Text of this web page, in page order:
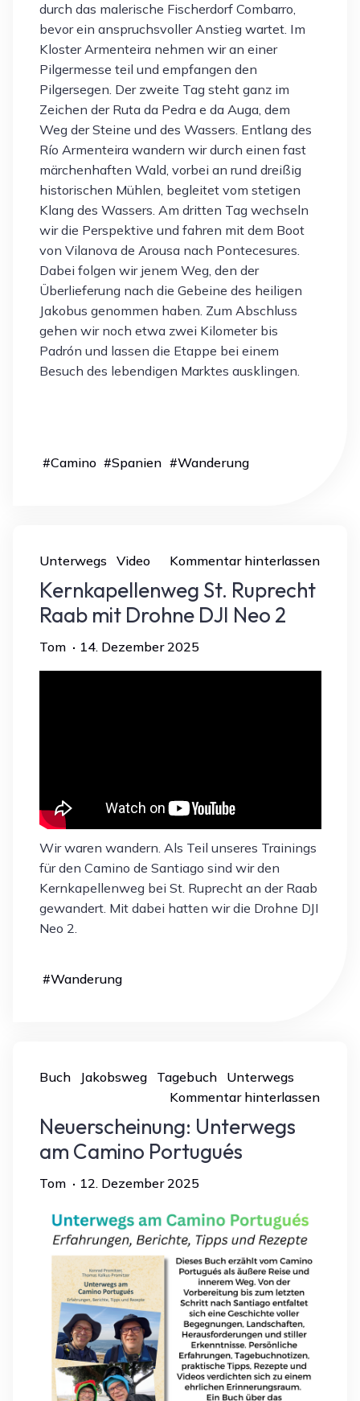
durch das malerische Fischerdorf Combarro,
bevor ein anspruchsvoller Anstieg wartet. Im
Kloster Armenteira nehmen wir an einer
Pilgermesse teil und empfangen den
Pilgersegen. Der zweite Tag steht ganz im
Zeichen der Ruta da Pedra e da Auga, dem
Weg der Steine und des Wassers. Entlang des
Río Armenteira wandern wir durch einen fast
märchenhaften Wald, vorbei an rund dreißig
historischen Mühlen, begleitet vom stetigen
Klang des Wassers. Am dritten Tag wechseln
wir die Perspektive und fahren mit dem Boot
von Vilanova de Arousa nach Pontecesures.
Dabei folgen wir jenem Weg, den der
Überlieferung nach die Gebeine des heiligen
Jakobus genommen haben. Zum Abschluss
gehen wir noch etwa zwei Kilometer bis
Padrón und lassen die Etappe bei einem
Besuch des lebendigen Marktes ausklingen.
#Camino #Spanien #Wanderung
Unterwegs Video Kommentar hinterlassen
Kernkapellenweg St. Ruprecht
Raab mit Drohne DJI Neo 2
Tom 14. Dezember 2025
Wir waren wandern. Als Teil unseres Trainings
für den Camino de Santiago sind wir den
Kernkapellenweg bei St. Ruprecht an der Raab
gewandert. Mit dabei hatten wir die Drohne DJI
Neo 2.
#Wanderung
Buch Jakobsweg Tagebuch
Unterwegs
Kommentar hinterlassen
Neuerscheinung: Unterwegs
am Camino Portugués
Tom 12. Dezember 2025